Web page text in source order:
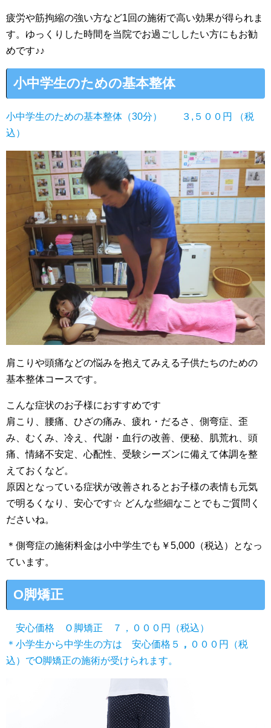
疲労や筋拘縮の強い方など1回の施術で高い効果が得られま
す。ゆっくりした時間を当院でお過ごししたい方にもお勧
めです♪♪
小中学生のための基本整体
小中学生のための基本整体（30分） ３,５００円 （税
込）
肩こりや頭痛などの悩みを抱えてみえる子供たちのための
基本整体コースです。
こんな症状のお子様におすすめです
肩こり、腰痛、ひざの痛み、疲れ・だるさ、側弯症、歪
み、むくみ、冷え、代謝・血行の改善、便秘、肌荒れ、頭
痛、情緒不安定、心配性、受験シーズンに備えて体調を整
えておくなど。
原因となっている症状が改善されるとお子様の表情も元気
で明るくなり、安心です☆ どんな些細なことでもご質問く
ださいね。
＊側弯症の施術料金は小中学生でも￥5,000（税込）となっ
ています。
O脚矯正
安心価格 Ｏ脚矯正 ７，０００円（税込）
＊小学生から中学生の方は 安心価格５
， ０００円（税
込）でO脚矯正の施術が受けられます。